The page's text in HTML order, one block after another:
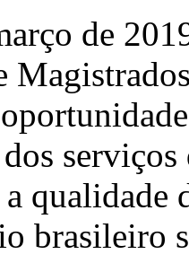
de
serviços
qualidade
brasileiro